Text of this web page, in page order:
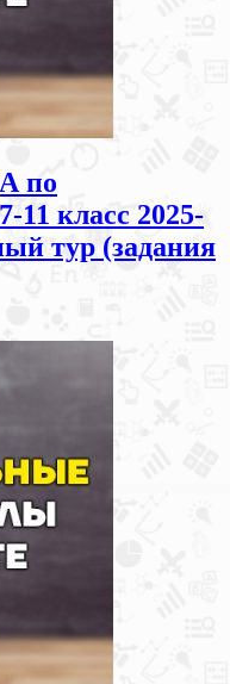
по
класс 2025-
тур (задания